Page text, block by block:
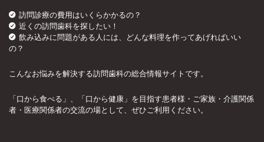
訪問診療の費用はいくらかかるの？
近くの訪問歯科を探したい！
飲み込みに問題がある人には、どんな料理を作ってあげればいい
の？
こんなお悩みを解決する訪問歯科の総合情報サイトです。
「口から食べる」、「口から健康」を目指す患者様・ご家族・介護関係
者・医療関係者の交流の場として、ぜひご利用ください。